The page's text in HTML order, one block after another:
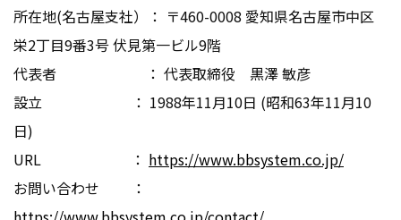
所在地(名古屋支社）： 〒460-0008 愛知県名古屋市中区
栄2丁目9番3号 伏見第一ビル9階
代表者 ： 代表取締役 黒澤 敏彦
設立 ： 1988年11月10日 (昭和63年11月10
日)
URL ： https://www.bbsystem.co.jp/
お問い合わせ ：